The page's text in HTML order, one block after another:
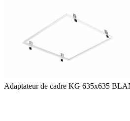
Adaptateur de cadre KG 635x635